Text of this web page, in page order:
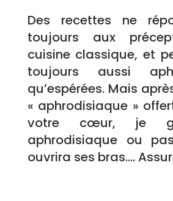
Des recettes ne
toujours aux
cuisine classique, et
toujours aussi
qu’espérées. Mais
« aphrodisiaque »
votre cœur, je
aphrodisiaque ou
ouvrira ses bras….